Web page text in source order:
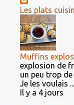
Les plats
Muffins
explosion de
un peu trop
Je les voulais ...
Il y a 4 jours